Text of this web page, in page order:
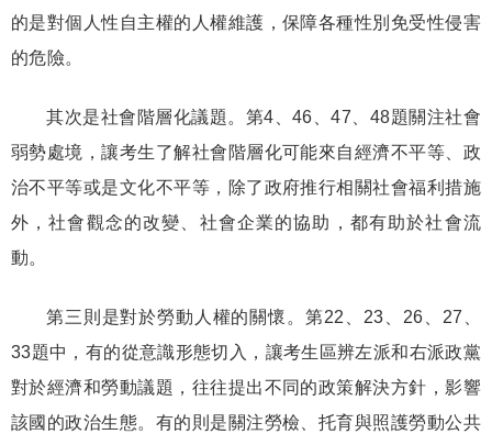
的是對個人性自主權的人權維護，保障各種性別免受性侵害
的危險。
其次是社會階層化議題。第4 、46 、47 48題關注社會
弱勢處境，讓考生了解社會階層化可能來自經濟不平等、政
治不平等或是文化不平等，除了政府推行相關社會福利措施
外，社會觀念的改變、社會企業的協助，都有助於社會流
動。
第三則是對於勞動人權的關懷。第22 23 26 27
33題中，有的從意識形態切入，讓考生區辨左派和右派政黨
對於經濟和勞動議題，往往提出不同的政策解決方針，影響
該國的政治生態。有的則是關注勞檢、托育與照護勞動公共